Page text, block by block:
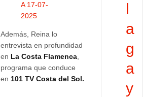
A 17-07-
2025
Además, Reina lo
entrevista en profundidad
en La Costa Flamenca
programa que conduce
en 101 TV Costa del Sol.
l
a
g
a
y